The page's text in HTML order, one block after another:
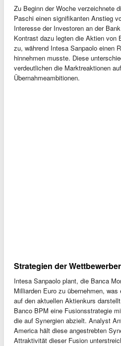
Zu Beginn der Woche verzeichnete
Paschi einen signifikanten Anstieg
Interesse der Investoren an der
Kontrast dazu legten die Aktien von
zu, während Intesa Sanpaolo einen
hinnehmen musste. Diese
verdeutlichen die Marktreaktionen
Übernahmeambitionen.
Strategien der Wettbewerber
Intesa Sanpaolo plant, die Banca
Milliarden Euro zu übernehmen,
auf den aktuellen Aktienkurs
Banco BPM eine Fusionsstrategie
die auf Synergien abzielt. Analyst
America hält diese angestrebten
Attraktivität dieser Fusion